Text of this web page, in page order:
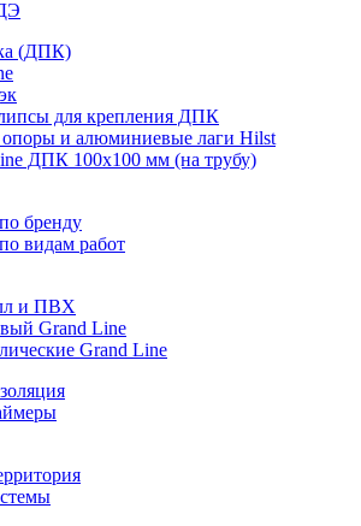
(ДПК)
для крепления ДПК
опоры и алюминиевые лаги Hilst
ДПК 100х100 мм (на трубу)
бренду
видам работ
и ПВХ
Grand Line
Grand Line